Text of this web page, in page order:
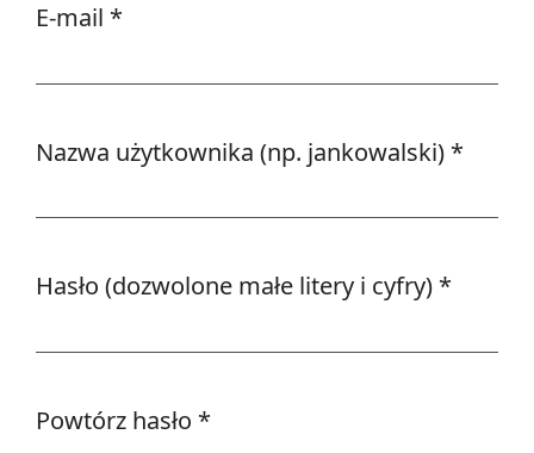
E-mail *
Nazwa użytkownika (np. jankowalski) *
Hasło (dozwolone małe litery i cyfry) *
Powtórz hasło *